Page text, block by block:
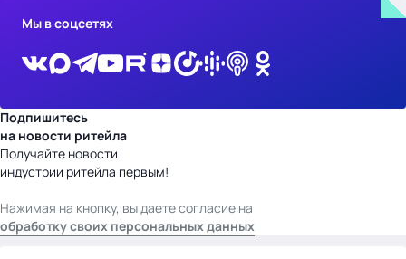
Мы в соцсетях
Подпишитесь
на новости ритейла
Получайте новости
индустрии ритейла первым!
Нажимая на кнопку, вы даете согласие на
обработку своих персональных данных